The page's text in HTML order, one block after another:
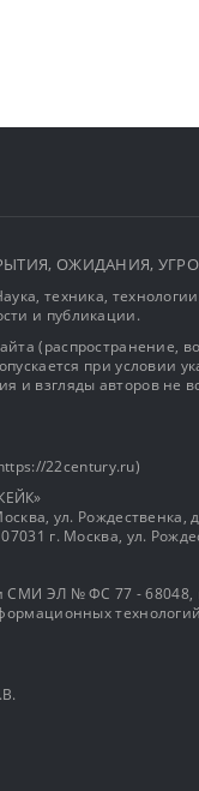
ОЖИДАНИЯ,
техника,
и публикации.
(распространение,
при условии
и взгляды авторов не
22century.ru)
ул. Рождественка,
г. Москва, ул.
СМИ ЭЛ № ФС 77 -